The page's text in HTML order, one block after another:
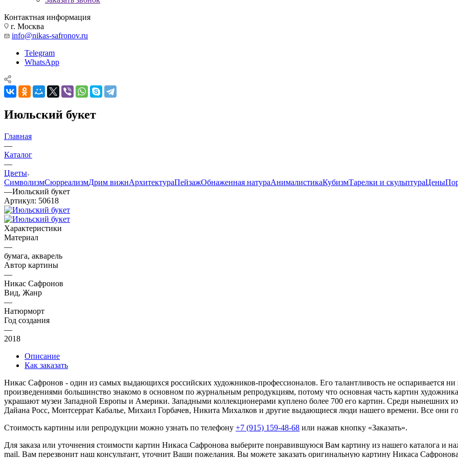
Контактная информация
г. Москва
info@nikas-safronov.ru
Telegram
WhatsApp
Июльский букет
Главная
—
Каталог
—
Цветы
СимволизмСюрреализмДрим вижнАрхитектураПейзажОбнаженная натураАнималистикаКубизмТарелки и скульптураЦены
—Июльский букет
Артикул: 50618
Характеристики
Материал
—
бумага, акварель
Автор картины
—
Никас Сафронов
Вид, Жанр
—
Натюрморт
Год создания
—
2018
Описание
Как заказать
Никас Сафронов - один из самых выдающихся российских художников-профессионалов. Его талантливость не оспаривается
произведениями большинство знакомо в основном по журнальным репродукциям, потому что основная часть картин
украшают музеи Западной Европы и Америки. Западными коллекционерами куплено более 700 его картин. Среди нынешних
Дайана Росс, Монтсеррат Кабалье, Михаил Горбачев, Никита Михалков и другие выдающиеся люди нашего времени. Все они
Стоимость картины или репродукции можно узнать по телефону +7 (915) 159-48-68 или нажав кнопку «Заказать».
Для заказа или уточнения стоимости картин Никаса Сафронова выберите понравившуюся Вам картину из нашего каталога и
mail. Вам перезвонит наш консультант, уточнит Ваши пожелания. Вы можете заказать оригинальную картину Никаса